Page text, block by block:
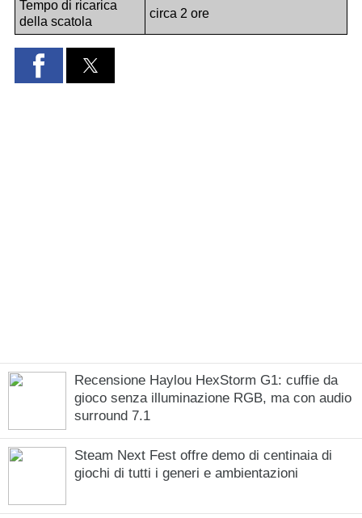
Recensione Haylou HexStorm G1: cuffie da
gioco senza illuminazione RGB, ma con audio
surround 7.1
Steam Next Fest offre demo di centinaia di
giochi di tutti i generi e ambientazioni